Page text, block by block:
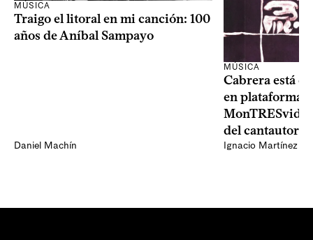
MÚSICA
Traigo el litoral en mi canción: 100
años de Aníbal Sampayo
Daniel Machín
MÚSICA
Cabrera está
en plataformas
del cantautor
Ignacio Martínez